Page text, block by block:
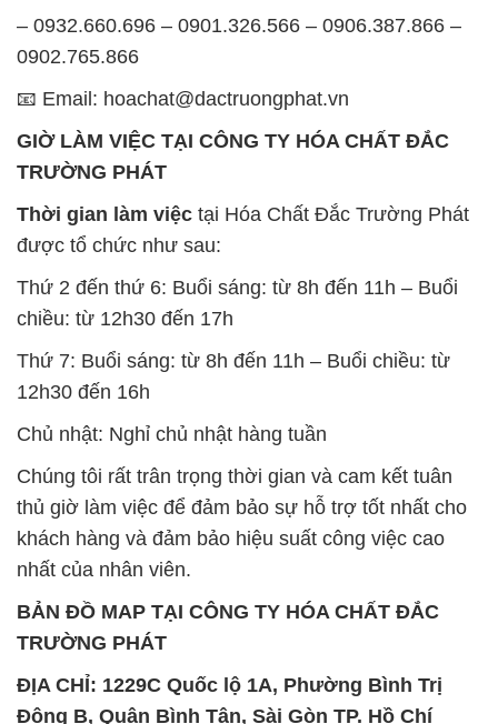
Thứ 2 đến thứ 6: Buổi sáng: từ 8h đến 11h – Buổi
chiều: từ 12h30 đến 17h
Thứ 7: Buổi sáng: từ 8h đến 11h – Buổi chiều: từ
Chủ nhật: Nghỉ chủ nhật hàng tuần
Chúng tôi rất trân trọng thời gian và cam kết tuân
thủ giờ làm việc để đảm bảo sự hỗ trợ tốt nhất cho
nhất của nhân viên.
TRƯỜNG PHÁT
Đông B, Quận Bình Tân, Sài Gòn TP. Hồ Chí
Minh